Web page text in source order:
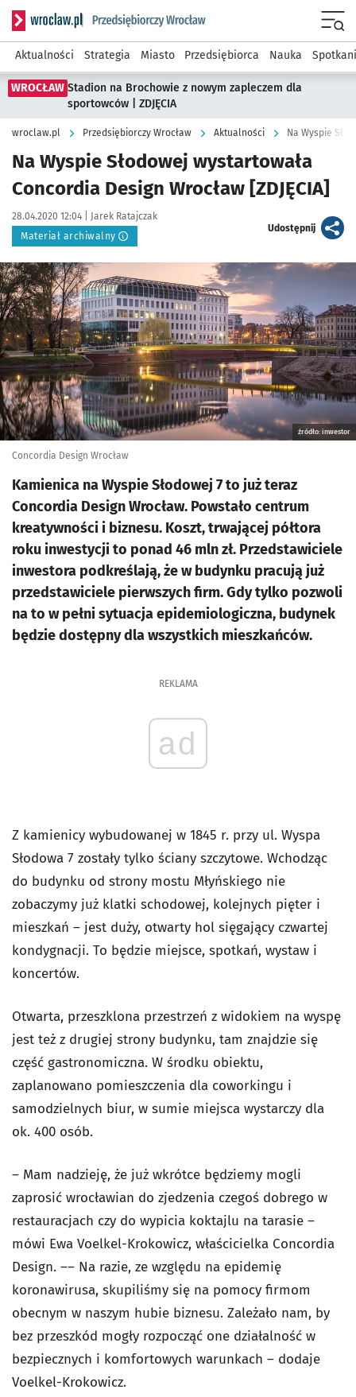
Serwis informacyjny wroclaw.pl podserwis: Strategia
Aktualności Strategia Miasto Przedsiębiorca Nauka
WROCŁAW Stadion na Brochowie z nowym zapleczem dla
sportowców | ZDJĘCIA
wroclaw.pl Przedsiębiorczy Wrocław Aktualności Na Wyspie
Na Wyspie Słodowej wystartowała
Concordia Design Wrocław [ZDJĘCIA]
Data publikacji:
28.04.2020 12:04 | Autor:
Jarek Ratajczak
Materiał archiwalny
Udostępnijartykuł
Kliknij, aby powiększyć
źródło: inwestor
Concordia Design Wrocław
Kamienica na Wyspie Słodowej 7 to już teraz
Concordia Design Wrocław. Powstało centrum
kreatywności i biznesu. Koszt, trwającej półtora
roku inwestycji to ponad 46 mln zł. Przedstawiciele
inwestora podkreślają, że w budynku pracują już
przedstawiciele pierwszych firm. Gdy tylko pozwoli
na to w pełni sytuacja epidemiologiczna, budynek
będzie dostępny dla wszystkich mieszkańców.
REKLAMA
ad
Z kamienicy wybudowanej w 1845 r. przy ul. Wyspa
Słodowa 7 zostały tylko ściany szczytowe. Wchodząc
do budynku od strony mostu Młyńskiego nie
zobaczymy już klatki schodowej, kolejnych pięter i
mieszkań – jest duży, otwarty hol sięgający czwartej
kondygnacji. To będzie miejsce, spotkań, wystaw i
koncertów.
Otwarta, przeszklona przestrzeń z widokiem na wyspę
jest też z drugiej strony budynku, tam znajdzie się
część gastronomiczna. W środku obiektu,
zaplanowano pomieszczenia dla coworkingu i
samodzielnych biur, w sumie miejsca wystarczy dla
ok. 400 osób.
– Mam nadzieję, że już wkrótce będziemy mogli
zaprosić wrocławian do zjedzenia czegoś dobrego w
restauracjach czy do wypicia koktajlu na tarasie –
mówi Ewa Voelkel-Krokowicz, właścicielka Concordia
Design. –– Na razie, ze względu na epidemię
koronawirusa, skupiliśmy się na pomocy firmom
obecnym w naszym hubie biznesu. Zależało nam, by
bez przeszkód mogły rozpocząć one działalność w
bezpiecznych i komfortowych warunkach – dodaje
Voelkel-Krokowicz.